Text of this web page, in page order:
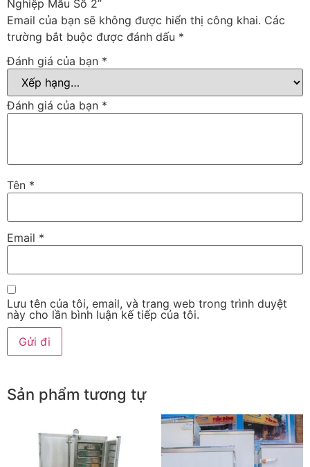
Nghiệp Mẫu Số 2”
Email của bạn sẽ không được hiển thị công khai. Các
trường bắt buộc được đánh dấu *
Đánh giá của bạn *
Đánh giá của bạn *
Tên *
Email *
Lưu tên của tôi, email, và trang web trong trình duyệt
này cho lần bình luận kế tiếp của tôi.
Sản phẩm tương tự